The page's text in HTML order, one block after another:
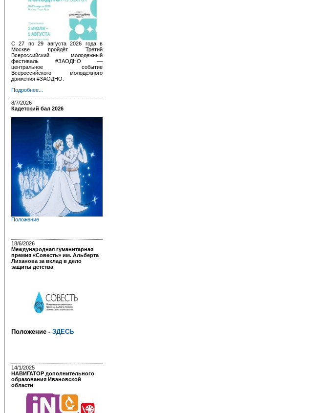
С 27 по 29 августа 2026 года в
Москве пройдёт Третий
Всероссийский молодежный
фестиваль #ЗАОДНО —
центральное событие
Всероссийского молодежного
движения #ЗАОДНО.
Подробнее...
8/7/2026
Кадетский бал 2026
Положение
18/6/2026
Международная гуманитарная
премия «Совесть» им. Альберта
Лиханова за вклад в дело
защиты детства
Положение - ЗДЕСЬ
14/1/2025
НАВИГАТОР дополнительного
образования Ивановской
области